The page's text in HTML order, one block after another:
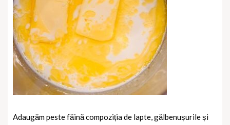
Adaugăm peste făină compoziția de lapte, gălbenușurile și